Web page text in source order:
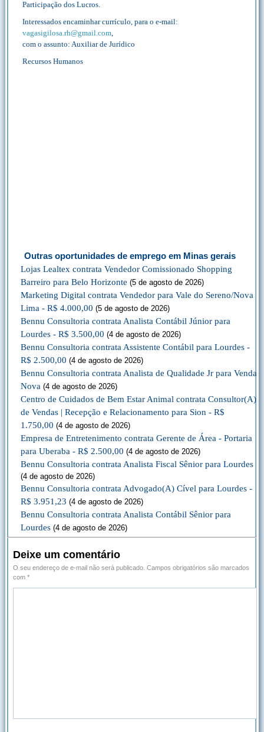
Participação dos Lucros.
Interessados encaminhar currículo, para o e-mail:
vagasigilosa.rh@gmail.com,
com o assunto: Auxiliar de Jurídico
Recursos Humanos
Outras oportunidades de emprego em Minas gerais
Lojas Lealtex contrata Vendedor Comissionado Shopping
Barreiro para Belo Horizonte (5 de agosto de 2026)
Marketing Digital contrata Vendedor para Vale do Sereno/Nova
Lima - R$ 4.000,00 (5 de agosto de 2026)
Bennu Consultoria contrata Analista Contábil Júnior para
Lourdes - R$ 3.500,00 (4 de agosto de 2026)
Bennu Consultoria contrata Assistente Contábil para Lourdes -
R$ 2.500,00 (4 de agosto de 2026)
Bennu Consultoria contrata Analista de Qualidade Jr para Venda
Nova (4 de agosto de 2026)
Centro de Cuidados de Bem Estar Animal contrata Consultor(A)
de Vendas | Recepção e Relacionamento para Sion - R$
1.750,00 (4 de agosto de 2026)
Empresa de Entretenimento contrata Gerente de Área - Portaria
para Uberaba - R$ 2.500,00 (4 de agosto de 2026)
Bennu Consultoria contrata Analista Fiscal Sênior para Lourdes
(4 de agosto de 2026)
Bennu Consultoria contrata Advogado(A) Cível para Lourdes -
R$ 3.951,23 (4 de agosto de 2026)
Bennu Consultoria contrata Analista Contábil Sênior para
Lourdes (4 de agosto de 2026)
Deixe um comentário
O seu endereço de e-mail não será publicado. Campos obrigatórios são marcados
com *